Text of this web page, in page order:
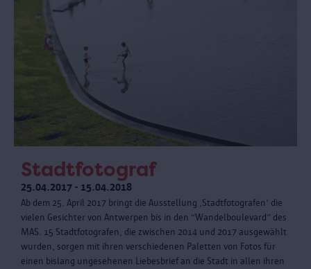
Stadtfotograf
25.04.2017 - 15.04.2018
Ab dem 25. April 2017 bringt die Ausstellung ‚Stadtfotografen’ die
vielen Gesichter von Antwerpen bis in den “Wandelboulevard” des
MAS. 15 Stadtfotografen, die zwischen 2014 und 2017 ausgewählt
wurden, sorgen mit ihren verschiedenen Paletten von Fotos für
einen bislang ungesehenen Liebesbrief an die Stadt in allen ihren